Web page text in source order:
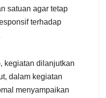
satuan agar tetap
terhadap
kegiatan dilanjutkan
dalam kegiatan
menyampaikan